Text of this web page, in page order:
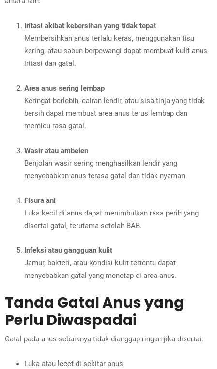
Iritasi akibat kebersihan yang tidak tepat
Membersihkan anus terlalu keras, menggunakan tisu
kering, atau sabun berpewangi dapat membuat kulit anus
iritasi dan gatal.
Area anus sering lembap
Keringat berlebih, cairan lendir, atau sisa tinja yang tidak
bersih dapat membuat area anus terus lembap dan
memicu rasa gatal.
Wasir atau ambeien
Benjolan wasir sering menghasilkan lendir yang
menyebabkan anus terasa gatal dan tidak nyaman.
Fisura ani
Luka kecil di anus dapat menimbulkan rasa perih yang
disertai gatal, terutama setelah BAB.
Infeksi atau gangguan kulit
Jamur, bakteri, atau kondisi kulit tertentu dapat
menyebabkan gatal yang menetap di area anus.
Tanda Gatal Anus yang
Perlu Diwaspadai
Gatal pada anus sebaiknya tidak dianggap ringan jika disertai:
Luka atau lecet di sekitar anus